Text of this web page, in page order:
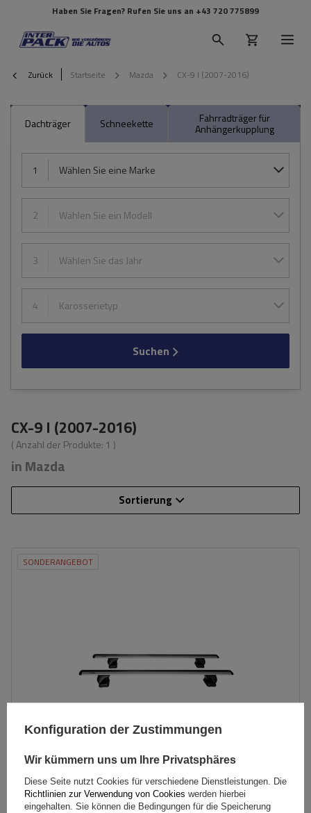
Haben Sie Fragen? Rufen Sie uns an +43 720 775899
Zurück Startseite Mazda CX-9 I (2007-2016)
Dachträger Schneekette Fahrradträger für
Anhängerkupplung
1 Wählen Sie eine Marke
2 Wählen Sie ein Modell
3 Wählen Sie das Jahr
4 Karosserietyp
Suchen
CX-9 I (2007-2016)
( Anzahl der Produkte: 1 )
in Mazda
Sortierung
SONDERANGEBOT
Inter Pack Virgo FP 135 (G2) Dachgepäckträger für
Montagepunkte
Konfiguration der Zustimmungen
Wir kümmern uns um Ihre Privatsphäres
Diese Seite nutzt Cookies für verschiedene Dienstleistungen. Die
Richtlinien zur Verwendung von Cookies werden hierbei
eingehalten. Sie können die Bedingungen für die Speicherung